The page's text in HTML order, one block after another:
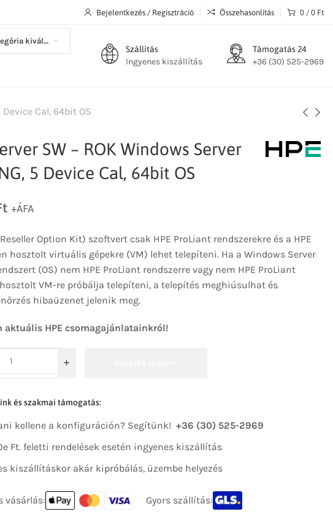
Bejelentkezés / Regisztráció Összehasonlítás 0 / 0 Ft
Kategória kiválasztása
Szállítás
Ingyenes kiszállítás
Támogatás 24
+36 (30) 525-2969
Device Cal, 64bit OS
SW – ROK Windows Server
5 Device Cal, 64bit OS
+ÁFA
Option Kit) szoftvert csak HPE ProLiant rendszerekre és a HPE
hosztolt virtuális gépekre (VM) lehet telepíteni. Ha a Windows Server
(OS) nem HPE ProLiant rendszerre vagy nem HPE ProLiant
VM-re próbálja telepíteni, a telepítés meghiúsulhat és
hibaüzenet jelenik meg.
aktuális HPE csomagajánlatainkról!
és szakmai támogatás:
kellene a konfiguráción? Segítünk! +36 (30) 525-2969
Ft. feletti rendelések esetén ingyenes kiszállítás
kiszállításkor akár kipróbálás, üzembe helyezés
vásárlás: Gyors szállítás: